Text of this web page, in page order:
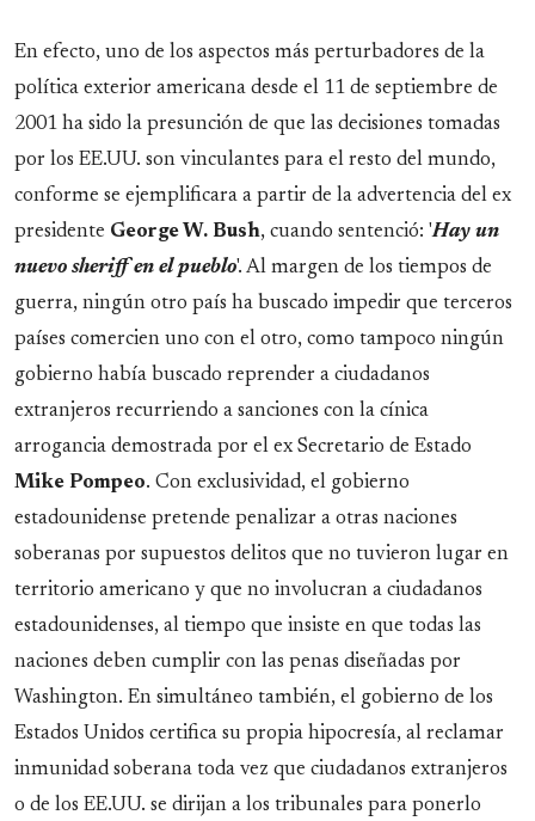
En efecto, uno de los aspectos más perturbadores de la
política exterior americana desde el 11 de septiembre de
2001 ha sido la presunción de que las decisiones tomadas
por los EE.UU. son vinculantes para el resto del mundo,
conforme se ejemplificara a partir de la advertencia del ex
presidente George W. Bush, cuando sentenció: 'Hay un
nuevo sheriff en el pueblo'. Al margen de los tiempos de
guerra, ningún otro país ha buscado impedir que terceros
países comercien uno con el otro, como tampoco ningún
gobierno había buscado reprender a ciudadanos
extranjeros recurriendo a sanciones con la cínica
arrogancia demostrada por el ex Secretario de Estado
Mike Pompeo. Con exclusividad, el gobierno
estadounidense pretende penalizar a otras naciones
soberanas por supuestos delitos que no tuvieron lugar en
territorio americano y que no involucran a ciudadanos
estadounidenses, al tiempo que insiste en que todas las
naciones deben cumplir con las penas diseñadas por
Washington. En simultáneo también, el gobierno de los
Estados Unidos certifica su propia hipocresía, al reclamar
inmunidad soberana toda vez que ciudadanos extranjeros
o de los EE.UU. se dirijan a los tribunales para ponerlo